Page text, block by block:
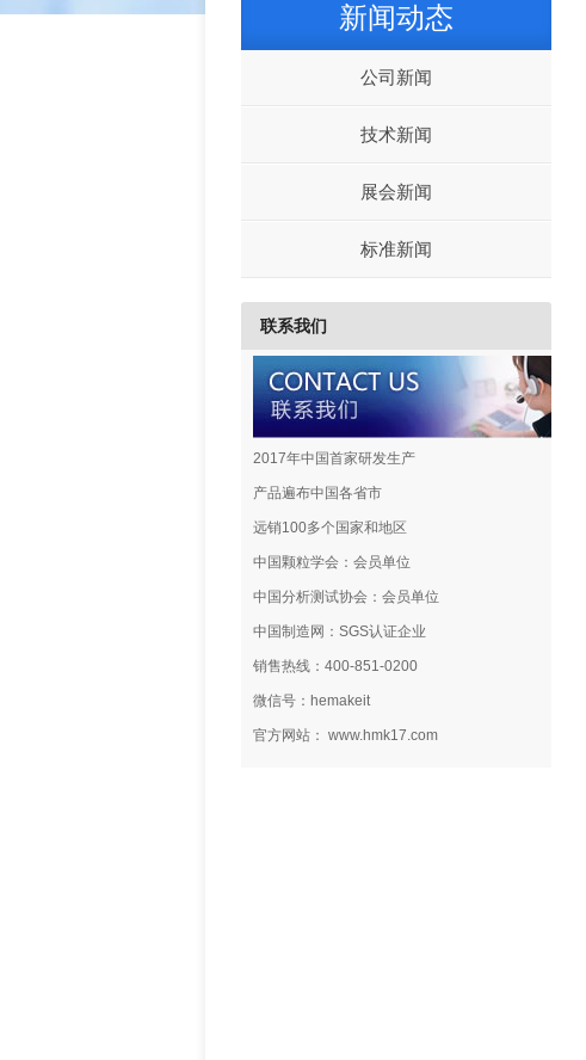
新闻动态
公司新闻
技术新闻
展会新闻
标准新闻
联系我们
2017年中国首家研发生产
产品遍布中国各省市
远销100多个国家和地区
中国颗粒学会：会员单位
中国分析测试协会：会员单位
中国制造网：SGS认证企业
销售热线：400-851-0200
微信号：hemakeit
官方网站： www.hmk17.com